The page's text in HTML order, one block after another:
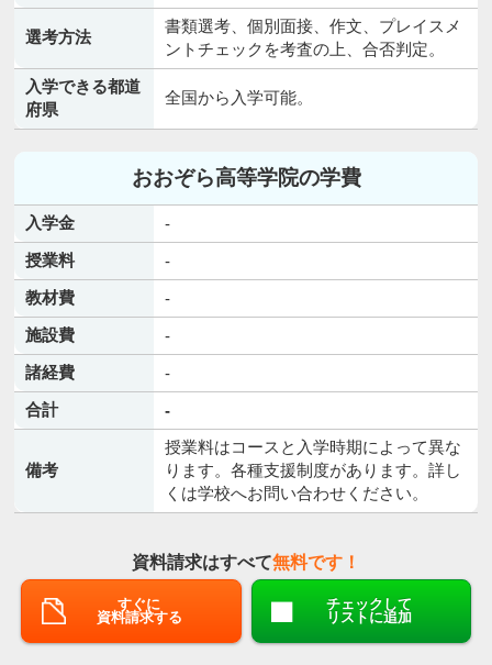
選考方法
書類選考、個別面接、作文、プレイスメ
ントチェックを考査の上、合否判定。
入学できる都道
府県
全国から入学可能。
おおぞら高等学院の学費
入学金
-
授業料
-
教材費
-
施設費
-
諸経費
-
合計
-
備考
授業料はコースと入学時期によって異な
ります。各種支援制度があります。詳し
くは学校へお問い合わせください。
資料請求はすべて無料です！
すぐに
資料請求する
チェックして
リストに追加